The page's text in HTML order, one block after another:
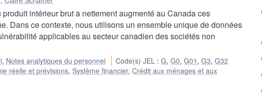
intérieur brut a nettement augmenté au Canada ces
Dans ce contexte, nous utilisons un ensemble unique de données
applicables au secteur canadien des sociétés non
, Notes analytiques du personnel Code(s) JEL :G,G0,G01 ,G3,G32
réelle et prévisions, Système financier,Crédit aux ménages et aux